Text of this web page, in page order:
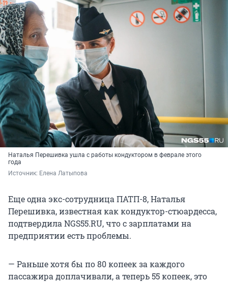
Наталья Перешивка ушла с работы кондуктором в феврале этого
года
Источник: Елена Латыпова
Еще одна экс-сотрудница ПАТП-8, Наталья
Перешивка, известная как кондуктор-стюардесса,
подтвердила NGS55.RU, что с зарплатами на
предприятии есть проблемы.
— Раньше хотя бы по 80 копеек за каждого
пассажира доплачивали, а теперь 55 копеек, это